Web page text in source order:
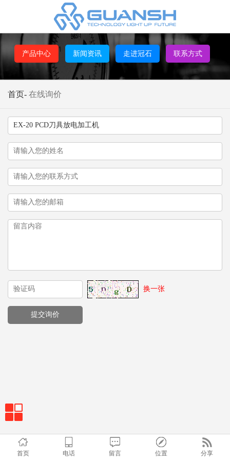
产品中心 新闻资讯 走进冠石 联系方式
首页- 在线询价
换一张
首页 电话 留言 位置 分享